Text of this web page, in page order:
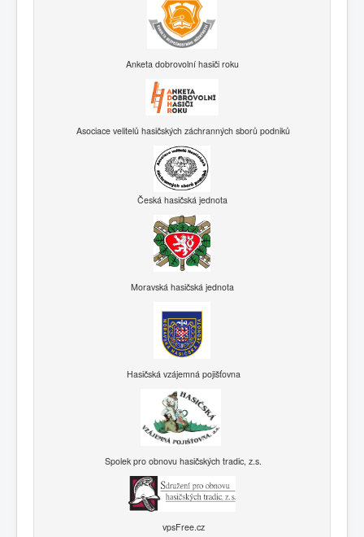
Anketa dobrovolní hasiči roku
Asociace velitelů hasičských záchranných sborů podniků
Česká hasičská jednota
Moravská hasičská jednota
Hasičská vzájemná pojišťovna
Spolek pro obnovu hasičských tradic, z.s.
vpsFree.cz